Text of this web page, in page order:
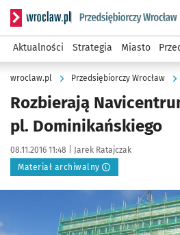
Serwis informacyjny wroclaw.pl
Aktualności Strategia Miasto
wroclaw.pl Przedsiębiorczy Wrocław
Rozbierają
pl. Dominikańskiego
Data publikacji:
08.11.2016 11:48 | Autor:
Jarek Ratajczak
Materiał archiwalny